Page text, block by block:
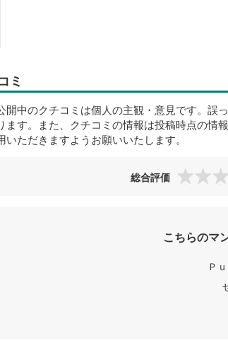
ミ
開中のクチコミは個人の主観・意見です。誤
ます。また、クチコミの情報は投稿時点の情
いただきますようお願いいたします。
総合評価
こちらのマ
Ｐ